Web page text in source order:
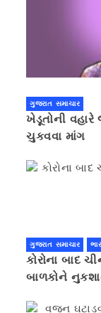
ગુજરાત સમાચાર
ખેડૂતોની
ચુકવવા માંગ
ગુજરાત સમાચાર
કોરોના બાદ
બાળકોને